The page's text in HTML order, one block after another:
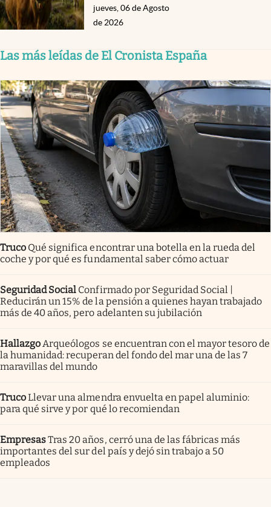
jueves, 06 de Agosto
de 2026
Las más leídas de El Cronista España
Truco Qué significa encontrar una botella en la rueda del
coche y por qué es fundamental saber cómo actuar
Seguridad Social Confirmado por Seguridad Social |
Reducirán un 15% de la pensión a quienes hayan trabajado
más de 40 años, pero adelanten su jubilación
Hallazgo Arqueólogos se encuentran con el mayor tesoro de
la humanidad: recuperan del fondo del mar una de las 7
maravillas del mundo
TrucoLlevar una almendra envuelta en papel aluminio:
para qué sirve y por qué lo recomiendan
EmpresasTras 20 años, cerró una de las fábricas más
importantes del sur del país y dejó sin trabajo a 50
empleados